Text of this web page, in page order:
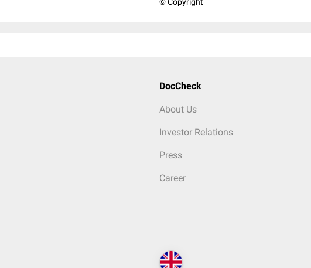
DocCheck
About Us
Investor Relations
Press
Career